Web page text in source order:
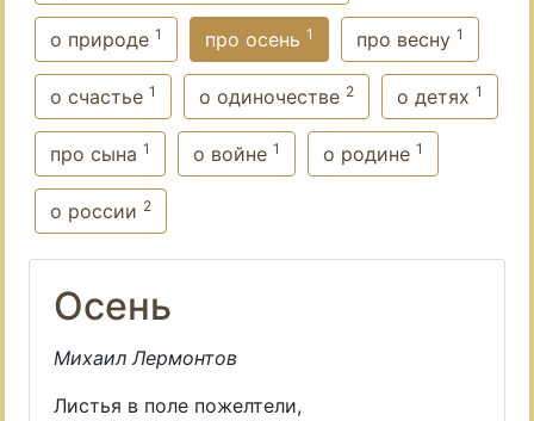
о природе 1 про осень 1 про весну 1
о счастье 1 о одиночестве 2 о детях 1
про сына 1 о войне 1 о родине 1
о россии 2
Осень
Михаил Лермонтов
Листья в поле пожелтели,